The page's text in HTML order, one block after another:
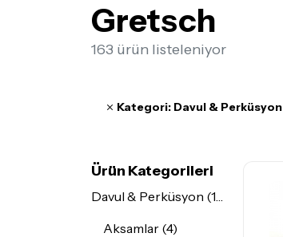
Gretsch
163 ürün listeleniyor
Kategori: Davul & Perküsyon
Ürün Kategorileri
Davul & Perküsyon (163)
Aksamlar (4)